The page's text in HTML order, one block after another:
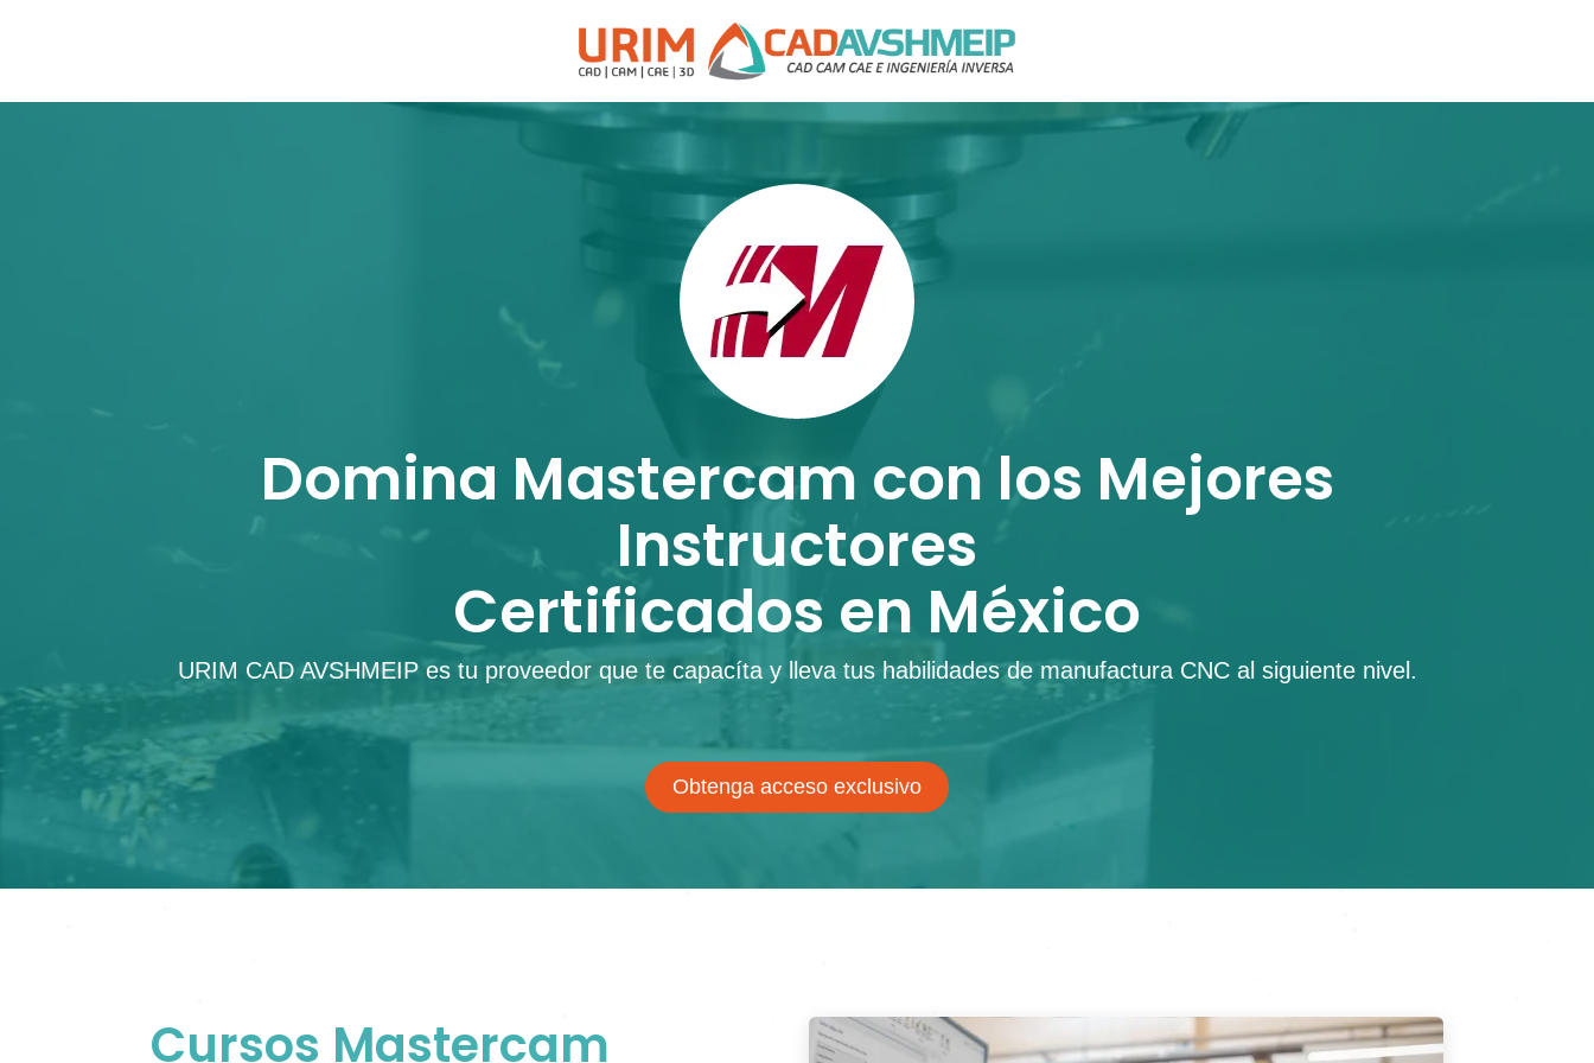
Domina Mastercam con los Mejores
Instructores
Certificados en México
URIM CAD AVSHMEIPes tu proveedor que te capacíta y lleva tus habilidades de manufactura CNC al siguiente nivel.
Obtenga acceso exclusivo
Cursos Mastercam